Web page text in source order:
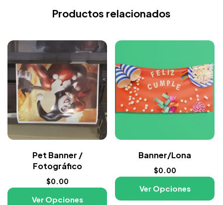
Productos relacionados
Pet Banner /
Fotográfico
$0.00
Ver Opciones
Banner/Lona
$0.00
Ver Opciones